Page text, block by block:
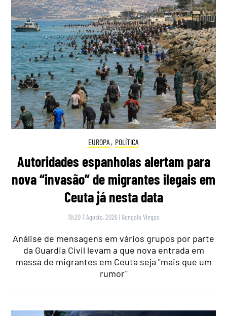
EUROPA , POLÍTICA
Autoridades espanholas alertam para
nova “invasão” de migrantes ilegais em
Ceuta já nesta data
19:20 7 Agosto, 2026 | Gonçalo Viegas
Análise de mensagens em vários grupos por parte
da Guardia Civil levam a que nova entrada em
massa de migrantes em Ceuta seja "mais que um
rumor"